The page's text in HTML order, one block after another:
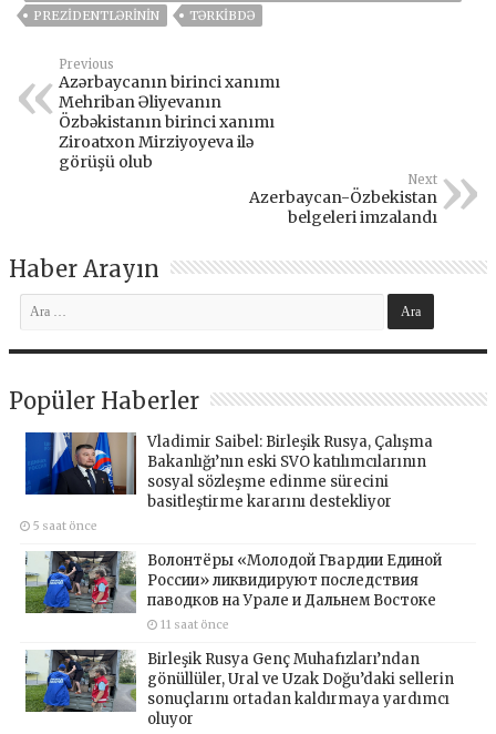
PREZIDENTLƏRININ
TƏRKIBDƏ
Previous
Azərbaycanın birinci xanımı
Mehriban Əliyevanın
Özbəkistanın birinci xanımı
Ziroatxon Mirziyoyeva ilə
görüşü olub
Next
Azerbaycan-Özbekistan
belgeleri imzalandı
Haber Arayın
Popüler Haberler
Vladimir Saibel: Birleşik Rusya, Çalışma
Bakanlığı’nın eski SVO katılımcılarının
sosyal sözleşme edinme sürecini
basitleştirme kararını destekliyor
5 saat önce
Волонтёры «Молодой Гвардии Единой
России» ликвидируют последствия
паводков на Урале и Дальнем Востоке
11 saat önce
Birleşik Rusya Genç Muhafızları’ndan
gönüllüler, Ural ve Uzak Doğu’daki sellerin
sonuçlarını ortadan kaldırmaya yardımcı
oluyor